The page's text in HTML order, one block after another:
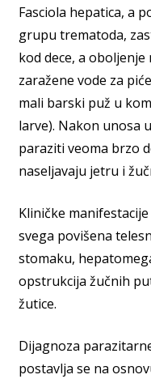
Fasciola hepatica, a
grupu trematoda,
kod dece, a
zaražene vode za
mali barski puž u
larve). Nakon unosa
paraziti veoma brzo
naseljavaju jetru i
Kliničke
svega povišena
stomaku,
opstrukcija žučnih
žutice.
Dijagnoza
postavlja se na